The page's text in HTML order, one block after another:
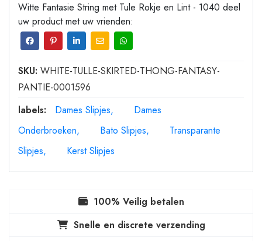
Witte Fantasie String met Tule Rokje en Lint - 1040 deel
uw product met uw vrienden:
SKU: WHITE-TULLE-SKIRTED-THONG-FANTASY-
PANTIE-0001596
labels:
Dames Slipjes
Dames
Onderbroeken
Bato Slipjes
Transparante
Slipjes
Kerst Slipjes
100% Veilig betalen
Snelle en discrete verzending